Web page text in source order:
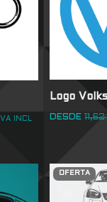
IVA INCL
Logo
DESDE
OFERTA